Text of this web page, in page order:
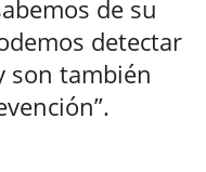
de su
detectar
son también